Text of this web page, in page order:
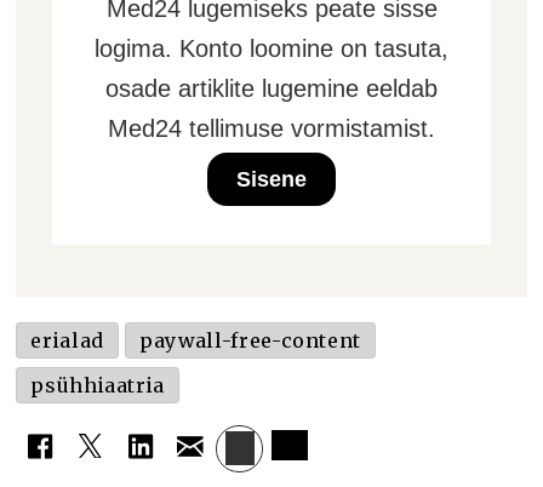
Med24 lugemiseks peate sisse
logima. Konto loomine on tasuta,
osade artiklite lugemine eeldab
Med24 tellimuse vormistamist.
Sisene
erialad
paywall-free-content
psühhiaatria